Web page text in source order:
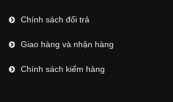
Chính sách đổi trả
Giao hàng và nhận hàng
Chính sách kiểm hàng